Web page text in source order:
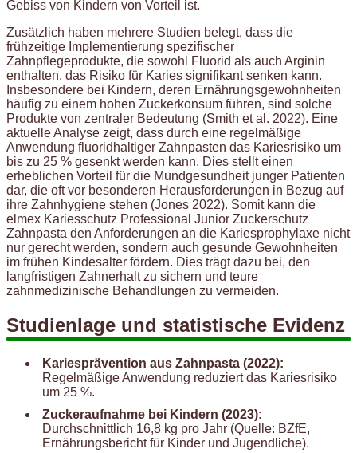
Gebiss von Kindern von Vorteil ist.
Zusätzlich haben mehrere Studien belegt, dass die
frühzeitige Implementierung spezifischer
Zahnpflegeprodukte, die sowohl Fluorid als auch Arginin
enthalten, das Risiko für Karies signifikant senken kann.
Insbesondere bei Kindern, deren Ernährungsgewohnheiten
häufig zu einem hohen Zuckerkonsum führen, sind solche
Produkte von zentraler Bedeutung (Smith et al. 2022). Eine
aktuelle Analyse zeigt, dass durch eine regelmäßige
Anwendung fluoridhaltiger Zahnpasten das Kariesrisiko um
bis zu 25 % gesenkt werden kann. Dies stellt einen
erheblichen Vorteil für die Mundgesundheit junger Patienten
dar, die oft vor besonderen Herausforderungen in Bezug auf
ihre Zahnhygiene stehen (Jones 2022). Somit kann die
elmex Kariesschutz Professional Junior Zuckerschutz
Zahnpasta den Anforderungen an die Kariesprophylaxe nicht
nur gerecht werden, sondern auch gesunde Gewohnheiten
im frühen Kindesalter fördern. Dies trägt dazu bei, den
langfristigen Zahnerhalt zu sichern und teure
zahnmedizinische Behandlungen zu vermeiden.
Studienlage und statistische Evidenz
Kariesprävention aus Zahnpasta (2022):
Regelmäßige Anwendung reduziert das Kariesrisiko
um 25 %.
Zuckeraufnahme bei Kindern (2023):
Durchschnittlich 16,8 kg pro Jahr (Quelle: BZfE,
Ernährungsbericht für Kinder und Jugendliche).